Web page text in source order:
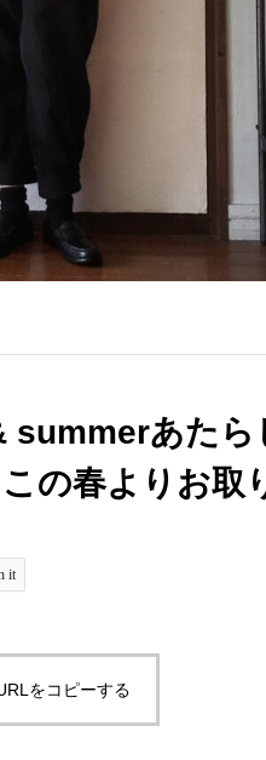
あたら
の春よりお取
ボーダーカッ
リ感が生まれ
編みのボーダ
it
をコピーする
るジャケットです。・ボトム
を選ばない着丈はパンツでも
スカートでも。ハリコシがあ
りながらも硬さの無い軽い着
心地のデラヴェジャージーで
肉感をを拾わないちょうど良
い生地の厚み製品洗いをして
風合いよく仕上げてありま
す・ぜひ店頭でチェックして
みてくださいね！カラー/ベ
#島根#松江#山陰#古民家#セ
イルショップ#雑貨#雑貨屋#
tayutau#ブラウス#コーディ